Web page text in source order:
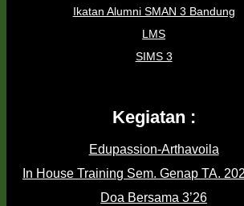
Ikatan Alumni SMAN 3 Bandung
LMS
SIMS 3
Kegiatan :
Edupassion-Arthavoila
In House Training Sem. Genap TA.
Doa Bersama 3’26